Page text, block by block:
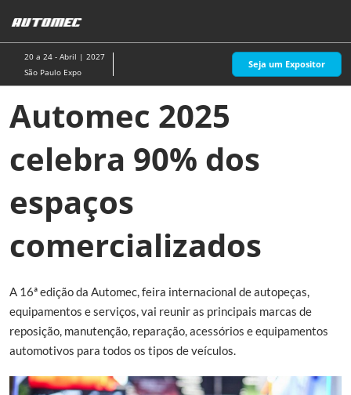
para
o
conteúdo
20 a 24 - Abril | 2027
São Paulo Expo
Seja um Expositor
Automec 2025
celebra 90% dos
espaços
comercializados
A 16ª edição da Automec, feira internacional de autopeças,
equipamentos e serviços, vai reunir as principais marcas de
reposição, manutenção, reparação, acessórios e equipamentos
automotivos para todos os tipos de veículos.